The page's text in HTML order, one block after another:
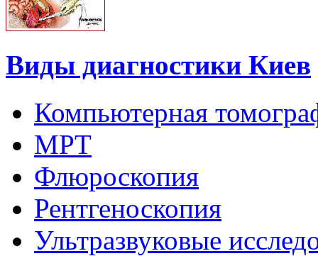
Виды диагностики Киев
Компьютерная
МРТ
Флюроскопия
Рентгеноскопия
Ультразвуковые